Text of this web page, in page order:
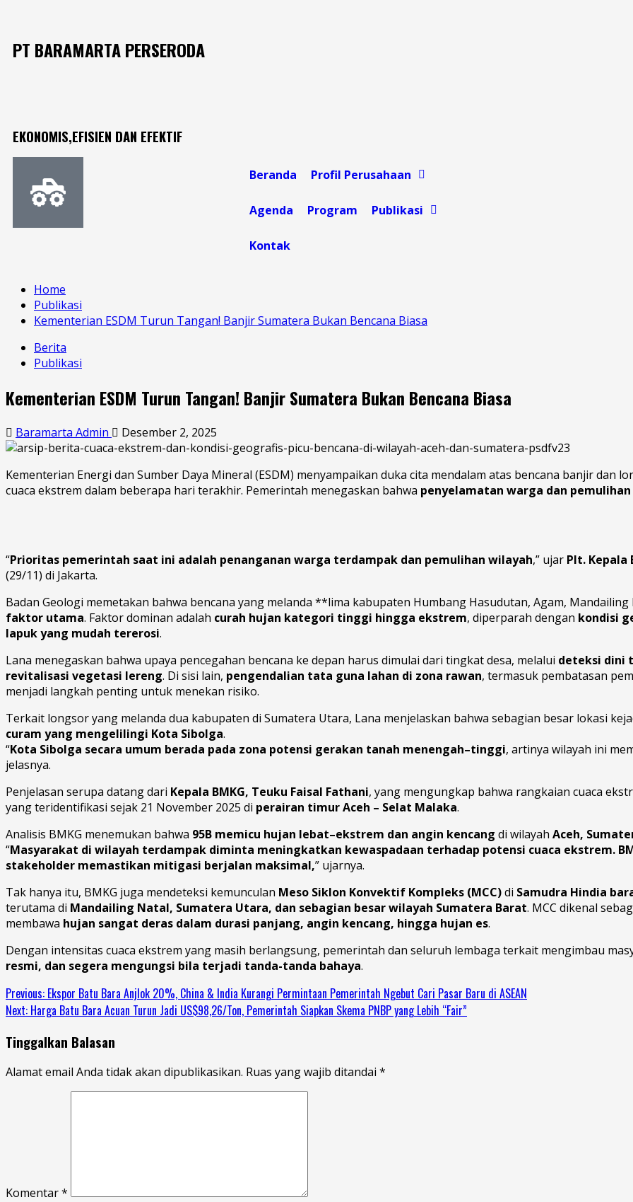
PT BARAMARTA PERSERODA
EKONOMIS,EFISIEN DAN EFEKTIF
Beranda Profil Perusahaan
Agenda Program Publikasi
Kontak
Home
Publikasi
Kementerian ESDM Turun Tangan! Banjir Sumatera Bukan Bencana Biasa
Berita
Publikasi
Kementerian ESDM Turun Tangan! Banjir Sumatera Bukan Bencana Biasa
Baramarta Admin Desember 2, 2025
Kementerian Energi dan Sumber Daya Mineral (ESDM) menyampaikan duka cita mendalam atas bencana banjir dan
cuaca ekstrem dalam beberapa hari terakhir. Pemerintah menegaskan bahwa penyelamatan warga dan
“Prioritas pemerintah saat ini adalah penanganan warga terdampak dan pemulihan wilayah,” ujar Plt. Kepala
(29/11) di Jakarta.
Badan Geologi memetakan bahwa bencana yang melanda **lima kabupaten Humbang Hasudutan, Agam,
faktor utama. Faktor dominan adalah curah hujan kategori tinggi hingga ekstrem, diperparah dengan kondisi
lapuk yang mudah tererosi.
Lana menegaskan bahwa upaya pencegahan bencana ke depan harus dimulai dari tingkat desa, melalui deteksi dini
revitalisasi vegetasi lereng. Di sisi lain, pengendalian tata guna lahan di zona rawan, termasuk pembatasan
menjadi langkah penting untuk menekan risiko.
Terkait longsor yang melanda dua kabupaten di Sumatera Utara, Lana menjelaskan bahwa sebagian besar lokasi
curam yang mengelilingi Kota Sibolga.
“Kota Sibolga secara umum berada pada zona potensi gerakan tanah menengah–tinggi, artinya wilayah ini
jelasnya.
Penjelasan serupa datang dari Kepala BMKG, Teuku Faisal Fathani, yang mengungkap bahwa rangkaian cuaca
yang teridentifikasi sejak 21 November 2025 di perairan timur Aceh – Selat Malaka.
Analisis BMKG menemukan bahwa 95B memicu hujan lebat–ekstrem dan angin kencang di wilayah Aceh,
“Masyarakat di wilayah terdampak diminta meningkatkan kewaspadaan terhadap potensi cuaca ekstrem.
stakeholder memastikan mitigasi berjalan maksimal,” ujarnya.
Tak hanya itu, BMKG juga mendeteksi kemunculan Meso Siklon Konvektif Kompleks (MCC)di Samudra Hindia
terutama di Mandailing Natal, Sumatera Utara, dan sebagian besar wilayah Sumatera Barat. MCC dikenal
membawa hujan sangat deras dalam durasi panjang, angin kencang, hingga hujan es.
Dengan intensitas cuaca ekstrem yang masih berlangsung, pemerintah dan seluruh lembaga terkait mengimbau
resmi, dan segera mengungsi bila terjadi tanda-tanda bahaya.
Previous: Ekspor Batu Bara Anjlok 20%, China & India Kurangi Permintaan Pemerintah Ngebut Cari Pasar Baru di ASEAN
Next: Harga Batu Bara Acuan Turun Jadi US$98,26/Ton, Pemerintah Siapkan Skema PNBP yang Lebih “Fair”
Tinggalkan Balasan
Alamat email Anda tidak akan dipublikasikan. Ruas yang wajib ditandai *
Komentar*